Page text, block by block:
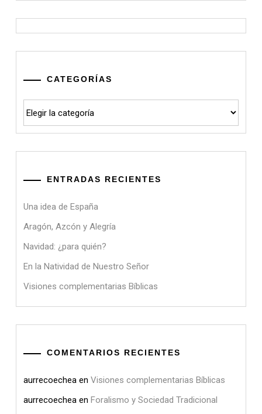
CATEGORÍAS
ENTRADAS RECIENTES
Una idea de España
Aragón, Azcón y Alegría
Navidad: ¿para quién?
En la Natividad de Nuestro Señor
Visiones complementarias Bíblicas
COMENTARIOS RECIENTES
aurrecoechea en Visiones complementarias Bíblicas
aurrecoechea en Foralismo y Sociedad Tradicional